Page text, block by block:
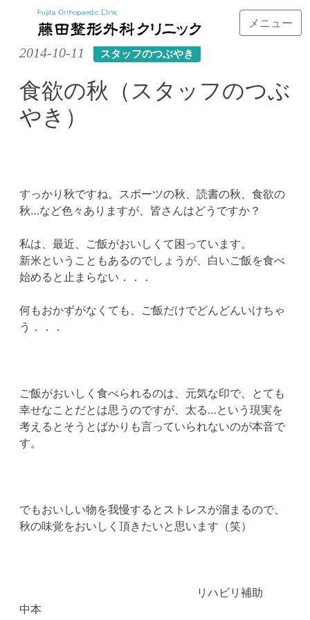
メニュー
2014-10-11 スタッフのつぶやき
食欲の秋（スタッフのつぶ
やき）
すっかり秋ですね。スポーツの秋、読書の秋、食欲の
秋…など色々ありますが、皆さんはどうですか？
私は、最近、ご飯がおいしくて困っています。
新米ということもあるのでしょうが、白いご飯を食べ
始めると止まらない．．．
何もおかずがなくても、ご飯だけでどんどんいけちゃ
う．．．
ご飯がおいしく食べられるのは、元気な印で、とても
幸せなことだとは思うのですが、太る…という現実を
考えるとそうとばかりも言っていられないのが本音で
す。
でもおいしい物を我慢するとストレスが溜まるので、
秋の味覚をおいしく頂きたいと思います（笑）
リハビリ補助
中本